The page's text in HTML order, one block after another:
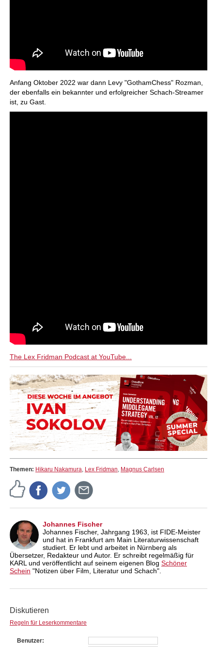
Anfang Oktober 2022 war dann Levy "GothamChess" Rozman,
der ebenfalls ein bekannter und erfolgreicher Schach-Streamer
ist, zu Gast.
The Lex Fridman Podcast at YouTube...
Themen: Hikaru Nakamura, Lex Fridman, Magnus Carlsen
Johannes Fischer
Johannes Fischer, Jahrgang 1963, ist FIDE-Meister
und hat in Frankfurt am Main Literaturwissenschaft
studiert. Er lebt und arbeitet in Nürnberg als
Übersetzer, Redakteur und Autor. Er schreibt regelmäßig für
KARL und veröffentlicht auf seinem eigenen Blog Schöner
Schein "Notizen über Film, Literatur und Schach".
Diskutieren
Regeln für Leserkommentare
Benutzer